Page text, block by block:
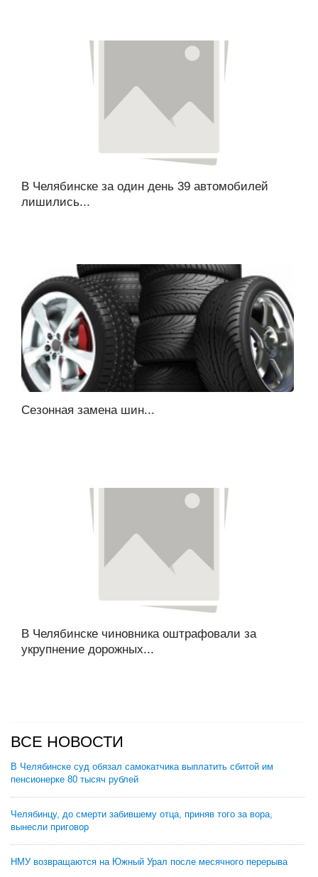
В Челябинске за один день 39 автомобилей
лишились...
Cезонная замена шин...
В Челябинске чиновника оштрафовали за
укрупнение дорожных...
ВСЕ НОВОСТИ
В Челябинске суд обязал самокатчика выплатить сбитой им
пенсионерке 80 тысяч рублей
Челябинцу, до смерти забившему отца, приняв того за вора,
вынесли приговор
НМУ возвращаются на Южный Урал после месячного перерыва